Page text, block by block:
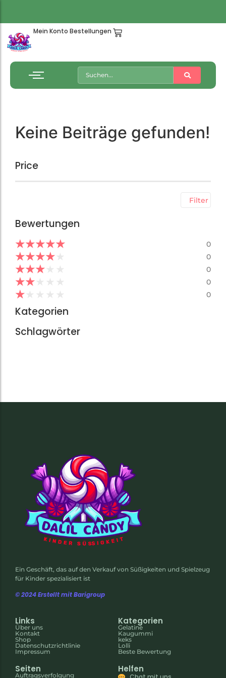
Mein Konto Bestellungen
Keine Beiträge gefunden!
Price
Filter
Bewertungen
★★★★★ 0
★★★★ 0
★★★ 0
★★ 0
★ 0
Kategorien
Schlagwörter
Ein Geschäft, das auf den Verkauf von Süßigkeiten und Spielzeug
für Kinder spezialisiert ist
© 2024 Erstellt mit Barigroup
Links
Über uns
Kontakt
Shop
Datenschutzrichtlinie
Impressum
Kategorien
Gelatine
Kaugummi
keks
Lolli
Beste Bewertung
Seiten
Auftragsverfolgung
Helfen